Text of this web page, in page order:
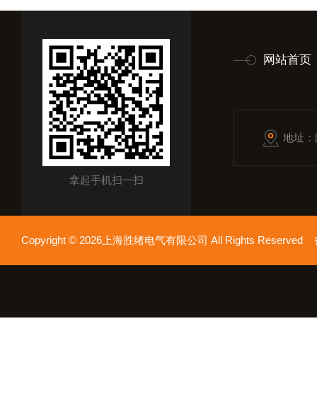
拿起手机扫一扫
网站首页
地址
Copyright © 2026上海胜绪电气有限公司 All Rights Reserved